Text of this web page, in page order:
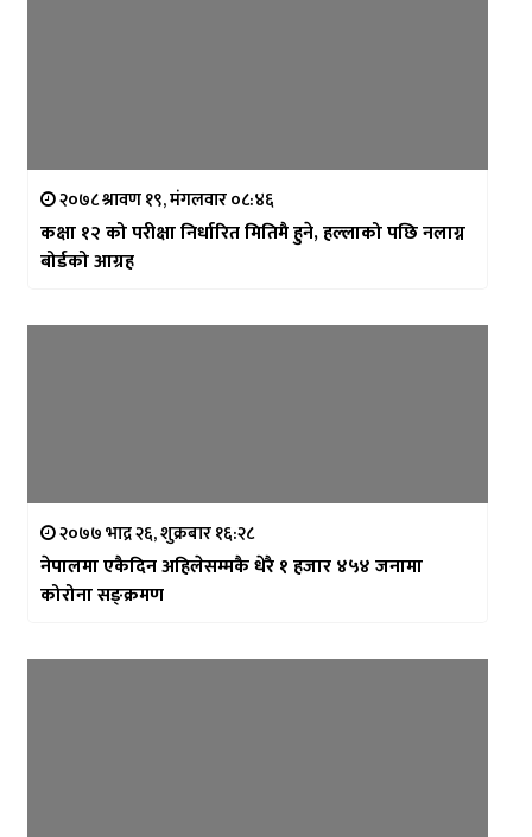
२०७८ श्रावण १९, मंगलवार ०८:४६
कक्षा १२ को परीक्षा निर्धारित मितिमै हुने, हल्लाको पछि नलाग्न
बोर्डको आग्रह
२०७७ भाद्र २६, शुक्रबार १६:२८
नेपालमा एकैदिन अहिलेसम्मकै धेरै १ हजार ४५४ जनामा
कोरोना सङ्क्रमण